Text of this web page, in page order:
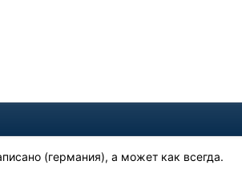
(германия), а может как всегда.